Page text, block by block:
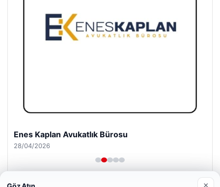
Enes Kaplan Avukatlık Bürosu
28/04/2026